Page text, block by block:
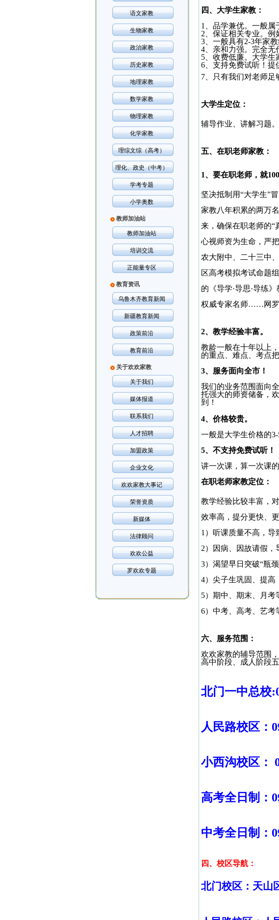
语文家教
生物家教
政治家教
历史家教
地理家教
数学家教
物理家教
化学家教
理综文综（高考）
理化、政史（中考）
学考专题
小学奥数
教师加油站
教师加油站
培训交流
正能量专区
教育资讯
乌鲁木齐教育新闻
新疆教育新闻
政策前沿
教育前沿
关于欢欢家教
关于我们
媒体报道
联系我们
人才招聘
加盟政策
企业文化
欢欢家教大事记
荣誉资质
新媒体
法律顾问
欢欢公益
罗欢欢专题
四、大学生家教：
1
、品学兼优。一般
2 、保证相关专业。
3 、一般具有2-3年家
4 、亲和力强。完全
5 、收费低廉。大学
6 、支持免费试听！提
7
只有我们对老师足
大学生定位：
辅导作业、讲解习题
五、在职老师家教：
1、要在职老师，就
坚决抵制用“大学生”
家教八年积累的两万
来，确保在职老师的“
心视师资为生命，严
农大附中、二十三中
区高考模拟考试命题
的《导学·导思·导练
权威专家名师……网罗
2、教学经验丰富。
教龄一般在十年以上
的重点、难点、考点
3、服务面向全市！
我们的业务范围面向
托强大的师资储备，
到！
4、价格较贵。
一般是大学生价格的
5、不支持免费试听！
讲一次课，算一次课的
在职老师家教定位：
教学经验比较丰富，
效率高，提分更快、
1 ）听课质量不高，导
2）因病、因故请假，
3）渴望早日突破“瓶
4）尖子生巩固、提高
5）期中、期末、月考
6）中考、高考、艺考
六、服务范围：
欢欢家教的辅导范围
高中阶段、成人阶段
北门一中总校
人民路校区：
小西沟校区：
高考全日制：
中考全日制：
四、校区导航：
北门校区：天山